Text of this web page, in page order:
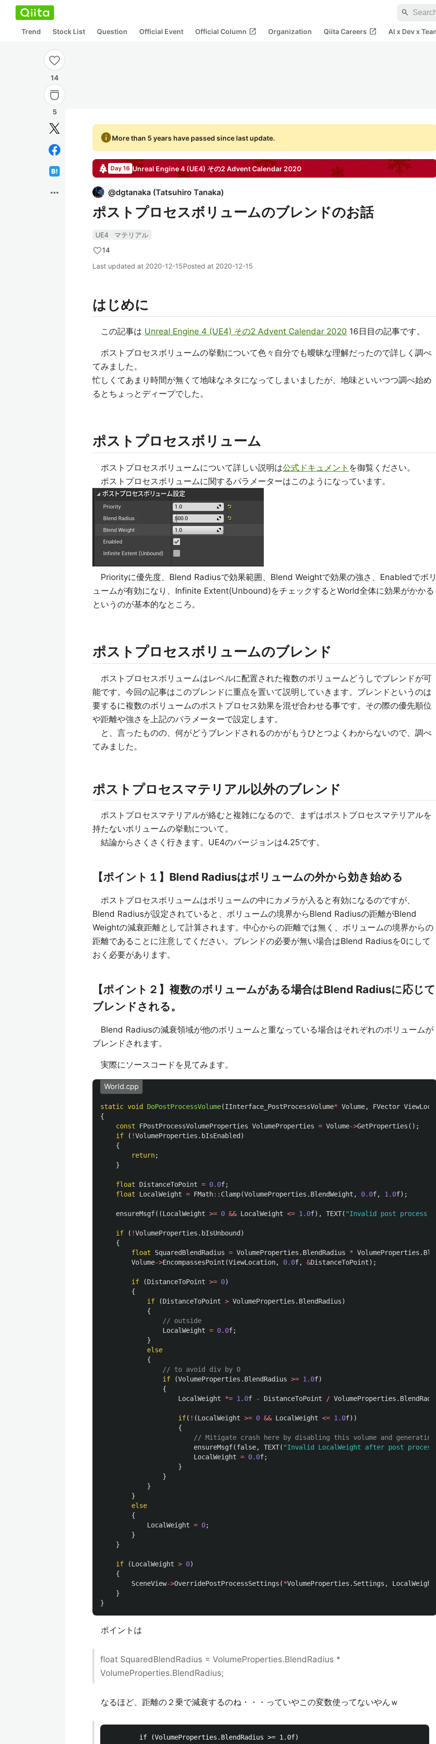
search
Trend Stock List Question Official Event Official Column open_in_new Organization Qiita Careers open_in_new AI x Dev x
14
5
more_horiz
infoMore than 5 years have passed since last update.
Day 16 Unreal Engine 4 (UE4) その2 Advent Calendar 2020
@dgtanaka (Tatsuhiro Tanaka)
ポストプロセスボリュームのブレンドのお話
UE4
マテリアル
14
Last updated at 2020-12-15Posted at 2020-12-15
はじめに
この記事は Unreal Engine 4 (UE4) その2 Advent Calendar 2020 16日目の記事です。
ポストプロセスボリュームの挙動について色々自分でも曖昧な理解だったので詳しく調べ
てみました。
忙しくてあまり時間が無くて地味なネタになってしまいましたが、地味といいつつ調べ始め
るとちょっとディープでした。
ポストプロセスボリューム
ポストプロセスボリュームについて詳しい説明は公式ドキュメント を御覧ください。
ポストプロセスボリュームに関するパラメーターはこのようになっています。
Priorityに優先度、Blend Radiusで効果範囲、Blend Weightで効果の強さ、Enabledでボ
ュームが有効になり、Infinite Extent(Unbound)をチェックするとWorld全体に効果がかかる
というのが基本的なところ。
ポストプロセスボリュームのブレンド
ポストプロセスボリュームはレベルに配置された複数のボリュームどうしでブレンドが可
能です。今回の記事はこのブレンドに重点を置いて説明していきます。ブレンドというのは
要するに複数のボリュームのポストプロセス効果を混ぜ合わせる事です。その際の優先順位
や距離や強さを上記のパラメーターで設定します。
と、言ったものの、何がどうブレンドされるのかがもうひとつよくわからないので、調べ
てみました。
ポストプロセスマテリアル以外のブレンド
ポストプロセスマテリアルが絡むと複雑になるので、まずはポストプロセスマテリアルを
持たないボリュームの挙動について。
結論からさくさく行きます。UE4のバージョンは4.25です。
【ポイント１】Blend Radiusはボリュームの外から効き始める
ポストプロセスボリュームはボリュームの中にカメラが入ると有効になるのですが、
Blend Radiusが設定されていると、ボリュームの境界からBlend Radiusの距離がBlend
Weightの減衰距離として計算されます。中心からの距離では無く、ボリュームの境界からの
距離であることに注意してください。ブレンドの必要が無い場合はBlend Radiusを0にして
おく必要があります。
【ポイント２】複数のボリュームがある場合はBlend Radiusに応じて
ブレンドされる。
Blend Radiusの減衰領域が他のボリュームと重なっている場合はそれぞれのボリュームが
ブレンドされます。
実際にソースコードを見てみます。
World.cpp
static void DoPostProcessVolume(IInterface_PostProcessVolume* Volume, FVector
{
const
FPostProcessVolumeProperties VolumeProperties = Volume->GetProperties ();
if
( !VolumeProperties . bIsEnabled )
{
return;
}
float DistanceToPoint = 0.0f;
float
LocalWeight = FMath:: Clamp(VolumeProperties . BlendWeight , 0.0f, 1.0f);
ensureMsgf((LocalWeight >= 0 && LocalWeight <= 1.0f), TEXT( "Invalid post process
if ( !VolumeProperties . bIsUnbound )
{
float
SquaredBlendRadius = VolumeProperties . BlendRadius * VolumeProperties .
Volume->EncompassesPoint (ViewLocation, 0.0f, &DistanceToPoint);
if (DistanceToPoint >= 0)
{
if
(DistanceToPoint > VolumeProperties . BlendRadius)
{
// outside
LocalWeight = 0.0f;
}
else
{
// to avoid div by 0
if
(VolumeProperties . BlendRadius >= 1.0f)
{
LocalWeight
*= 1.0f - DistanceToPoint / VolumeProperties .
if( ! (LocalWeight >= 0 && LocalWeight <= 1.0f))
{
// Mitigate crash here by disabling this volume and
ensureMsgf(false, TEXT( "Invalid LocalWeight after post
LocalWeight = 0.0f;
}
}
}
}
else
{
LocalWeight = 0;
}
}
if (LocalWeight > 0)
{
SceneView->OverridePostProcessSettings (*VolumeProperties . Settings , LocalWeight
}
}
ポイントは
float SquaredBlendRadius = VolumeProperties.BlendRadius *
VolumeProperties.BlendRadius;
なるほど、距離の２乗で減衰するのね・・・っていやこの変数使ってないやんｗ